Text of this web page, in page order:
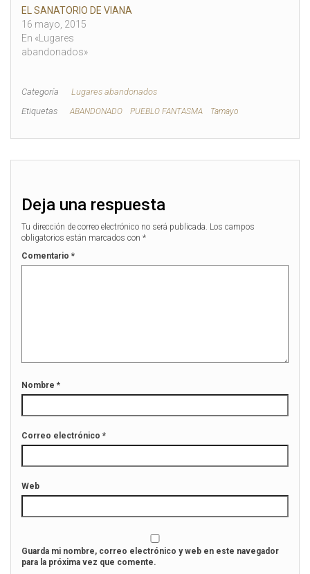
t
i
r
e
n
T
t
r
e
r
u
n
v
e
n
t
a
t
i
r
n
F
b
o
o
S
b
n
u
a
v
e
t
EL SANATORIO DE VIANA
16 mayo, 2015
En «Lugares
abandonados»
Categoría
Lugares abandonados
Etiquetas
ABANDONADO PUEBLO FANTASMA Tamayo
Deja una respuesta
Tu dirección de correo electrónico no será publicada. Los campos
obligatorios están marcados con *
Comentario *
Nombre *
Correo electrónico *
Web
Guarda mi nombre, correo electrónico y web en este navegador
para la próxima vez que comente.